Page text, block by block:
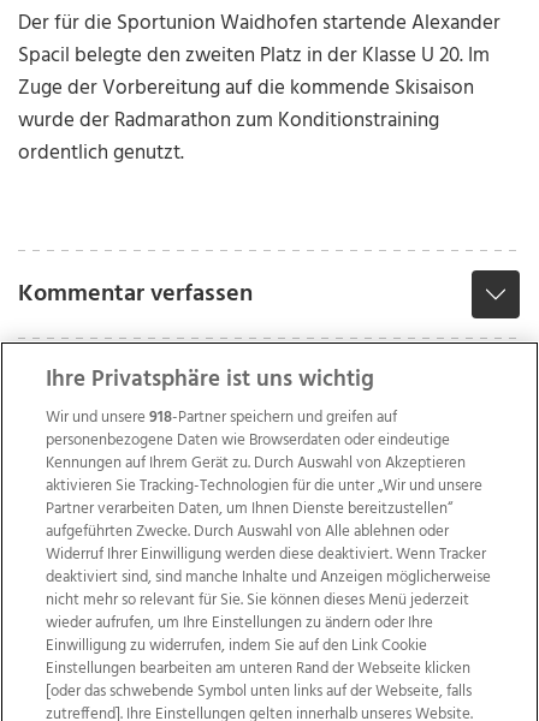
Der für die Sportunion Waidhofen startende Alexander
Spacil belegte den zweiten Platz in der Klasse U 20. Im
Zuge der Vorbereitung auf die kommende Skisaison
wurde der Radmarathon zum Konditionstraining
ordentlich genutzt.
Kommentar verfassen
Wir über uns Mediadaten Kontakt
Jobs
Datenschutz
Impressum
AGB Anzeigekunden
Ihre Privatsphäre ist uns wichtig
Wir und unsere918-Partner speichern und greifen auf
personenbezogene Daten wie Browserdaten oder eindeutige
Kennungen auf Ihrem Gerät zu. Durch Auswahl von Akzeptieren
aktivieren Sie Tracking-Technologien für die unter „Wir und unsere
Partner verarbeiten Daten, um Ihnen Dienste bereitzustellen“
aufgeführten Zwecke. Durch Auswahl von Alle ablehnen oder
Widerruf Ihrer Einwilligung werden diese deaktiviert. Wenn Tracker
deaktiviert sind, sind manche Inhalte und Anzeigen möglicherweise
nicht mehr so relevant für Sie. Sie können dieses Menü jederzeit
wieder aufrufen, um Ihre Einstellungen zu ändern oder Ihre
Einwilligung zu widerrufen, indem Sie auf den Link Cookie
Einstellungen bearbeiten am unteren Rand der Webseite klicken
[oder das schwebende Symbol unten links auf der Webseite, falls
zutreffend]. Ihre Einstellungen gelten innerhalb unseres Website.